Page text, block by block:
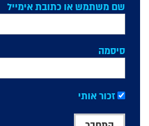
שם משתמש או כתובת אימייל
סיסמה
זכור אותי